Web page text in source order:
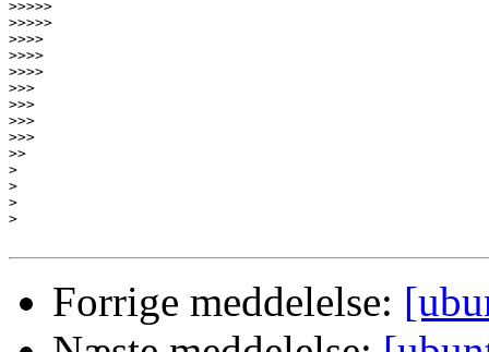
>>>>>
>>>>>
>>>>
>>>>
>>>>
>>>
>>>
>>>
>>>
>>
>
>
>
>
Forrige meddelelse: